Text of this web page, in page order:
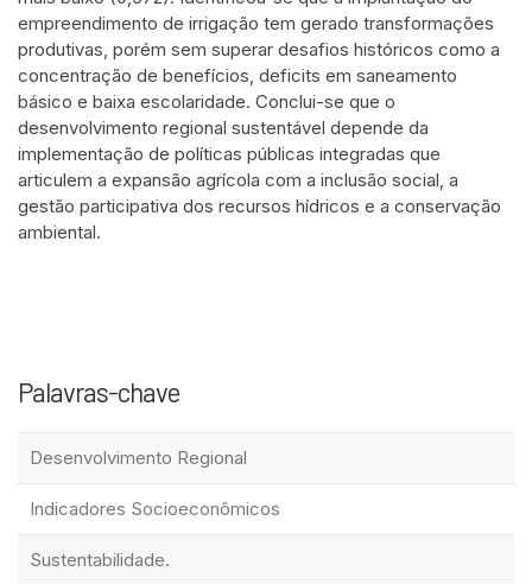
empreendimento de irrigação tem gerado transformações
produtivas, porém sem superar desafios históricos como a
concentração de benefícios, deficits em saneamento
básico e baixa escolaridade. Conclui-se que o
desenvolvimento regional sustentável depende da
implementação de políticas públicas integradas que
articulem a expansão agrícola com a inclusão social, a
gestão participativa dos recursos hídricos e a conservação
ambiental.
Palavras-chave
Desenvolvimento Regional
Indicadores Socioeconômicos
Sustentabilidade.